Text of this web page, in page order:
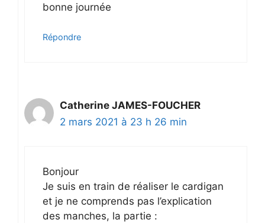
bonne journée
Répondre
Catherine JAMES-FOUCHER
2 mars 2021 à 23 h 26 min
Bonjour
Je suis en train de réaliser le cardigan
et je ne comprends pas l’explication
des manches, la partie :